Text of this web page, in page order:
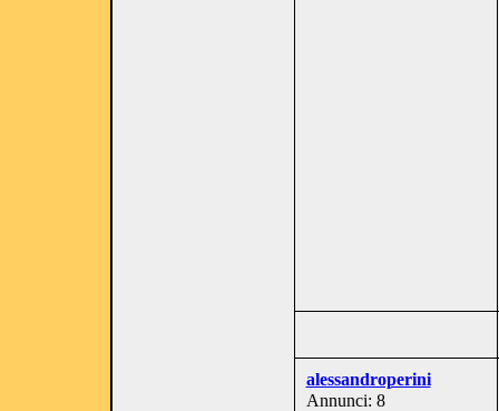
alessandroperini
Annunci: 8